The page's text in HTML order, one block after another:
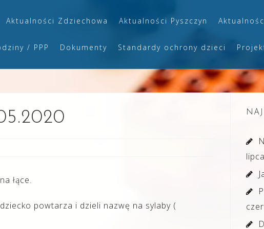
Aktualności Zdziechowa Aktualności Pyszczyn
/ PPP Dokumenty Standardy ochrony dzieci
łące.
powtarza i dzieli nazwę na sylaby (